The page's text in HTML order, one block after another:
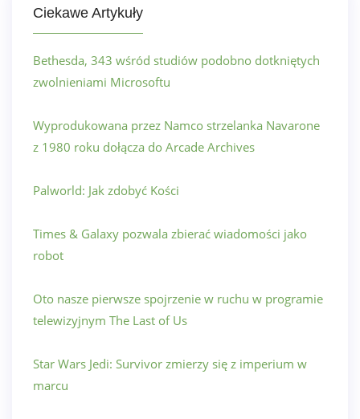
Ciekawe Artykuły
Bethesda, 343 wśród studiów podobno dotkniętych
zwolnieniami Microsoftu
Wyprodukowana przez Namco strzelanka Navarone
z 1980 roku dołącza do Arcade Archives
Palworld: Jak zdobyć Kości
Times & Galaxy pozwala zbierać wiadomości jako
robot
Oto nasze pierwsze spojrzenie w ruchu w programie
telewizyjnym The Last of Us
Star Wars Jedi: Survivor zmierzy się z imperium w
marcu